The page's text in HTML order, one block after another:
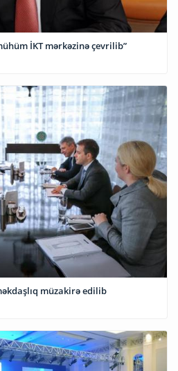
İKT mərkəzinə çevrilib”
əməkdaşlıq müzakirə edilib